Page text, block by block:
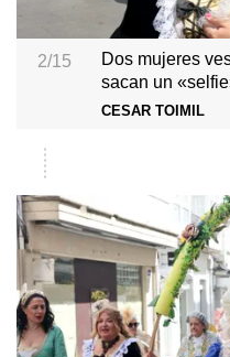
2/15
Dos mujeres
sacan un
CESAR TOIMIL